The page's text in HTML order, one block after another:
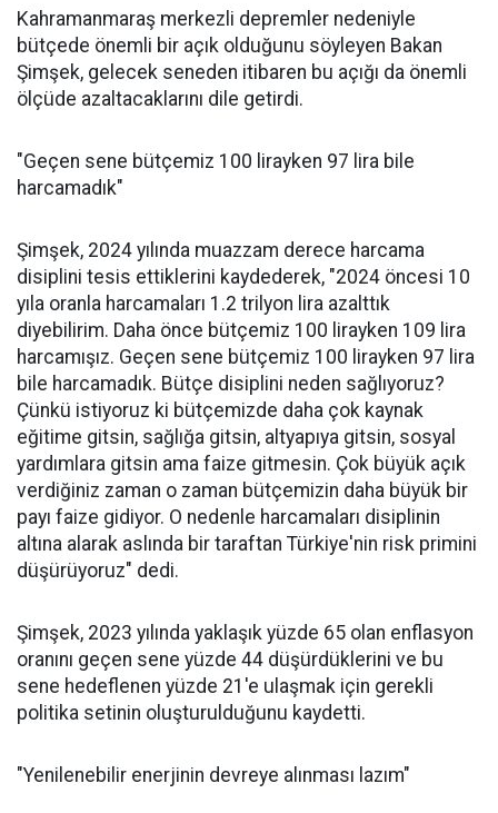
Kahramanmaraş merkezli depremler nedeniyle
bütçede önemli bir açık olduğunu söyleyen Bakan
Şimşek, gelecek seneden itibaren bu açığı da önemli
ölçüde azaltacaklarını dile getirdi.
"Geçen sene bütçemiz 100 lirayken 97 lira bile
harcamadık"
Şimşek, 2024 yılında muazzam derece harcama
disiplini tesis ettiklerini kaydederek, "2024 öncesi 10
yıla oranla harcamaları 1.2 trilyon lira azalttık
diyebilirim. Daha önce bütçemiz 100 lirayken 109 lira
harcamışız. Geçen sene bütçemiz 100 lirayken 97 lira
bile harcamadık. Bütçe disiplini neden sağlıyoruz?
Çünkü istiyoruz ki bütçemizde daha çok kaynak
eğitime gitsin, sağlığa gitsin, altyapıya gitsin, sosyal
yardımlara gitsin ama faize gitmesin. Çok büyük açık
verdiğiniz zaman o zaman bütçemizin daha büyük bir
payı faize gidiyor. O nedenle harcamaları disiplinin
altına alarak aslında bir taraftan Türkiye'nin risk primini
düşürüyoruz" dedi.
Şimşek, 2023 yılında yaklaşık yüzde 65 olan enflasyon
oranını geçen sene yüzde 44 düşürdüklerini ve bu
sene hedeflenen yüzde 21'e ulaşmak için gerekli
politika setinin oluşturulduğunu kaydetti.
"Yenilenebilir enerjinin devreye alınması lazım"